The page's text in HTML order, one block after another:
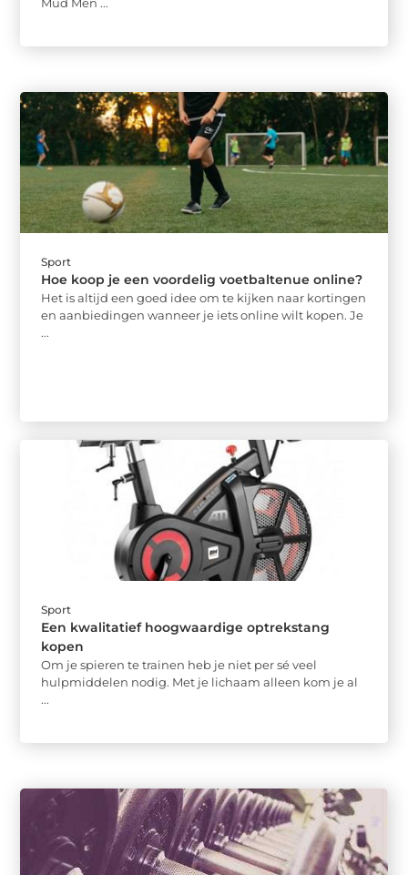
Mud Men ...
Sport
Hoe koop je een voordelig voetbaltenue online?
Het is altijd een goed idee om te kijken naar kortingen
en aanbiedingen wanneer je iets online wilt kopen. Je
...
Sport
Een kwalitatief hoogwaardige optrekstang
kopen
Om je spieren te trainen heb je niet per sé veel
hulpmiddelen nodig. Met je lichaam alleen kom je al
...